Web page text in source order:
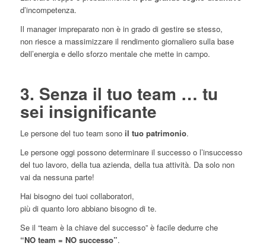
d’incompetenza.
Il manager impreparato non è in grado di gestire se stesso,
non riesce a massimizzare il rendimento giornaliero sulla base
dell’energia e dello sforzo mentale che mette in campo.
3. Senza il tuo team … tu
sei insignificante
Le persone del tuo team sonoil tuo patrimonio.
Le persone oggi possono determinare il successo o l’insuccesso
del tuo lavoro, della tua azienda, della tua attività. Da solo non
vai da nessuna parte!
Hai bisogno dei tuoi collaboratori,
più di quanto loro abbiano bisogno di te.
Se il “team è la chiave del successo” è facile dedurre che
“NO team = NO successo”.